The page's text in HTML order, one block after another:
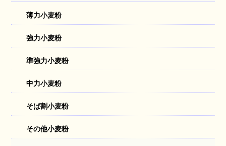
薄力小麦粉
強力小麦粉
準強力小麦粉
中力小麦粉
そば割小麦粉
その他小麦粉